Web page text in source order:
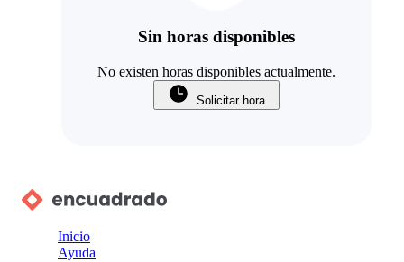
Sin horas disponibles
No existen horas disponibles actualmente.
Solicitar hora
Inicio
Ayuda